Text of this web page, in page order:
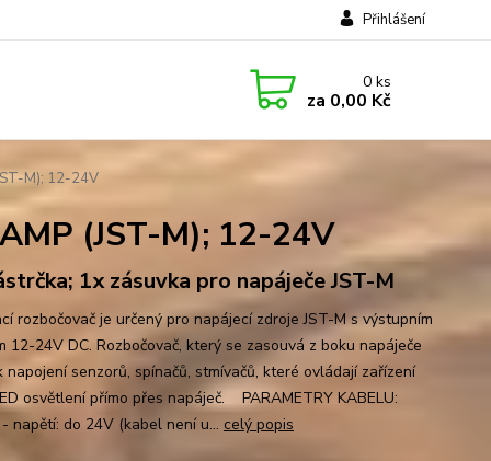
Přihlášení
0ks
za 0,00 Kč
M); 12-24V
(JST-M); 12-24V
1x zásuvka pro napáječe JST-M
rozbočovač je určený pro napájecí zdroje JST-M s výstupním
12-24V DC. Rozbočovač, který se zasouvá z boku napáječe
napojení senzorů, spínačů, stmívačů, které ovládají zařízení
osvětlení přímo přes napáječ. PARAMETRY KABELU:
napětí: do 24V (kabel není u... celý popis